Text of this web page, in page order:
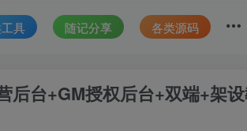
具 随记分享 各类源码
后台+GM授权后台+双端+架